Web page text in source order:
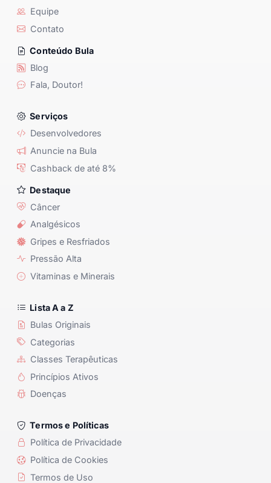
Equipe
Contato
Conteúdo Bula
Blog
Fala, Doutor!
Serviços
Desenvolvedores
Anuncie na Bula
Cashback de até 8%
Destaque
Câncer
Analgésicos
Gripes e Resfriados
Pressão Alta
Vitaminas e Minerais
Lista A a Z
Bulas Originais
Categorias
Classes Terapêuticas
Princípios Ativos
Doenças
Termos e Políticas
Política de Privacidade
Política de Cookies
Termos de Uso